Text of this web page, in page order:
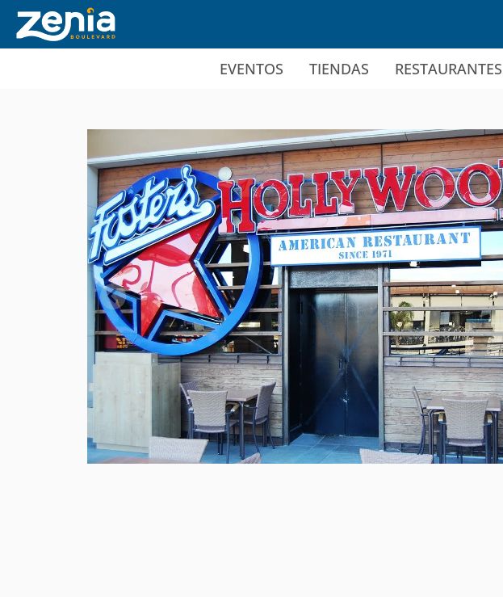
Ir al contenido principal
EVENTOS TIENDAS RESTAURANTES